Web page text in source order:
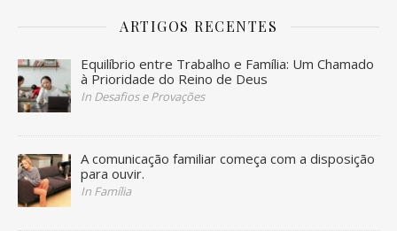
ARTIGOS RECENTES
Equilíbrio entre Trabalho e Família: Um Chamado
à Prioridade do Reino de Deus
In Desafios e Provações
A comunicação familiar começa com a disposição
para ouvir.
In Família